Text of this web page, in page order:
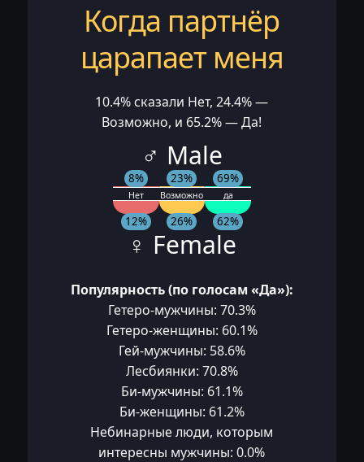
Когда партнёр
царапает меня
10.4% сказали Нет, 24.4% —
Возможно, и 65.2% — Да!
♂ Male
Нет
8%
Возможно
23%
да
69%
12% 26% 62%
♀ Female
Популярность (по голосам «Да»):
Гетеро-мужчины: 70.3%
Гетеро-женщины: 60.1%
Гей-мужчины: 58.6%
Лесбиянки: 70.8%
Би-мужчины: 61.1%
Би-женщины: 61.2%
Небинарные люди, которым
интересны мужчины: 0.0%